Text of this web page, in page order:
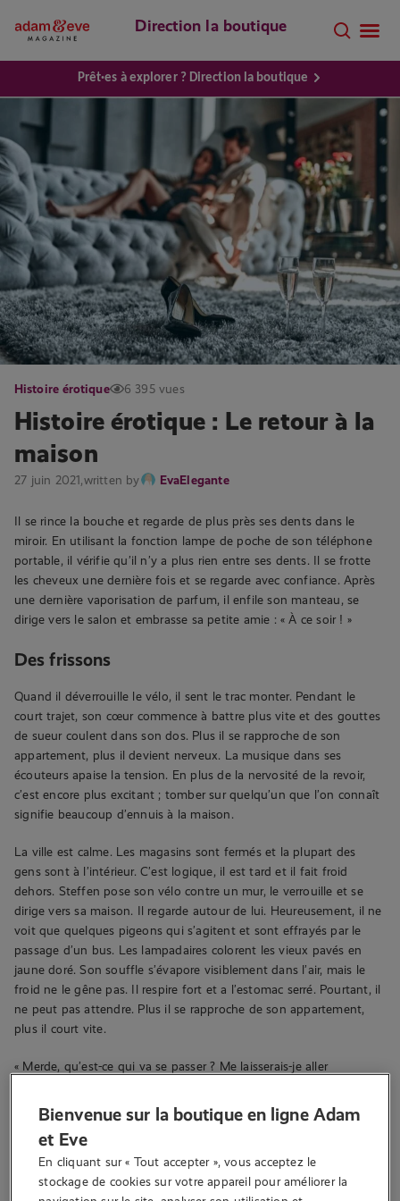
Direction la boutique
Prêt·es à explorer ? Direction la boutique
Histoire érotique 6 395 vues
Histoire érotique : Le retour à la
maison
27 juin 2021,written by EvaElegante
Il se rince la bouche et regarde de plus près ses dents dans le
miroir. En utilisant la fonction lampe de poche de son téléphone
portable, il vérifie qu’il n’y a plus rien entre ses dents. Il se frotte
les cheveux une dernière fois et se regarde avec confiance. Après
une dernière vaporisation de parfum, il enfile son manteau, se
dirige vers le salon et embrasse sa petite amie : « À ce soir ! »
Des frissons
Quand il déverrouille le vélo, il sent le trac monter. Pendant le
court trajet, son cœur commence à battre plus vite et des gouttes
de sueur coulent dans son dos. Plus il se rapproche de son
appartement, plus il devient nerveux. La musique dans ses
écouteurs apaise la tension. En plus de la nervosité de la revoir,
c’est encore plus excitant ; tomber sur quelqu’un que l’on connaît
signifie beaucoup d’ennuis à la maison.
La ville est calme. Les magasins sont fermés et la plupart des
gens sont à l’intérieur. C’est logique, il est tard et il fait froid
dehors. Steffen pose son vélo contre un mur, le verrouille et se
dirige vers sa maison. Il regarde autour de lui. Heureusement, il ne
voit que quelques pigeons qui s’agitent et sont effrayés par le
passage d’un bus. Les lampadaires colorent les vieux pavés en
jaune doré. Son souffle s’évapore visiblement dans l’air, mais le
froid ne le gêne pas. Il respire fort et a l’estomac serré. Pourtant, il
ne peut pas attendre. Plus il se rapproche de son appartement,
plus il court vite.
« Merde, qu’est-ce qui va se passer ? Me laisserais-je aller
Des questions hantent la tête de Steffen alors qu’il se tient
silencieusement devant sa porte. Après un dernier soupir, il tend le
bras et appuie sur la sonnette.
Des fesses généreuses
Bienvenue sur la boutique en ligne Adam
et Eve
En cliquant sur « Tout accepter », vous acceptez le
stockage de cookies sur votre appareil pour améliorer la